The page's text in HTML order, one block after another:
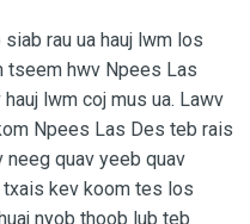
rau ua hauj lwm los
tseem hwv Npees Las
lwm coj mus ua. Lawv
Npees Las Des teb rais
quav yeeb quav
kev koom tes los
nyob thoob lub teb